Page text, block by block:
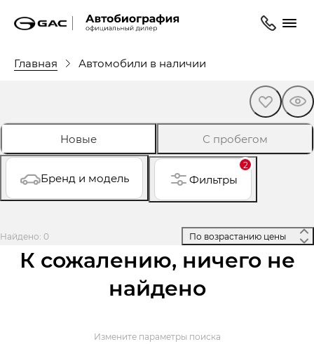
Главная Автомобили в наличии
Новые С пробегом
Бренд и модель
2
Фильтры
Найдено: 0
К сожалению, ничего не
найдено
Измените параметры поиска